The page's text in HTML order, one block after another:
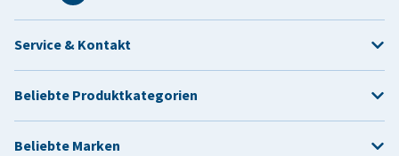
Service & Kontakt
Beliebte Produktkategorien
Beliebte Marken